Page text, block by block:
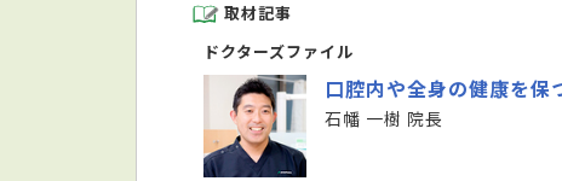
取材記事
ドクターズファイル
口腔内や全身の健康を
石幡 一樹 院長